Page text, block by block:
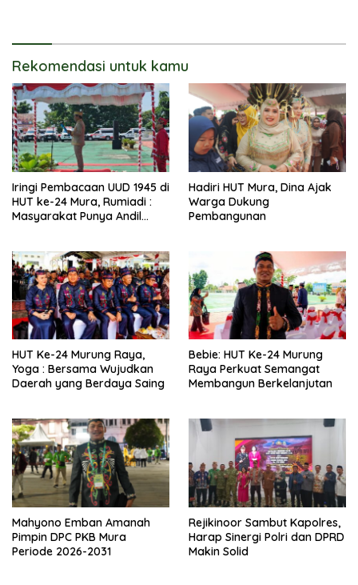
Rekomendasi untuk kamu
Iringi Pembacaan UUD 1945 di
HUT ke-24 Mura, Rumiadi :
Masyarakat Punya Andil
Hadiri HUT Mura, Dina Ajak
Warga Dukung
Pembangunan
HUT Ke-24 Murung Raya,
Yoga : Bersama Wujudkan
Daerah yang Berdaya Saing
Bebie: HUT Ke-24 Murung
Raya Perkuat Semangat
Membangun Berkelanjutan
Mahyono Emban Amanah
Pimpin DPC PKB Mura
Periode 2026-2031
Rejikinoor Sambut Kapolres,
Harap Sinergi Polri dan DPRD
Makin Solid